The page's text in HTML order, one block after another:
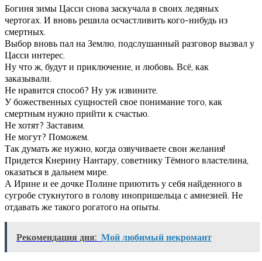
Богиня зимы Цасси снова заскучала в своих ледяных
чертогах. И вновь решила осчастливить кого-нибудь из
смертных.
Выбор вновь пал на Землю, подслушанный разговор вызвал у
Цасси интерес.
Ну что ж, будут и приключение, и любовь. Всё, как
заказывали.
Не нравится способ? Ну уж извините.
У божественных сущностей свое понимание того, как
смертным нужно прийти к счастью.
Не хотят? Заставим.
Не могут? Поможем.
Так думать же нужно, когда озвучиваете свои желания!
Придется Кнерину Нантару, советнику Тёмного властелина,
оказаться в дальнем мире.
А Ирине и ее дочке Полине приютить у себя найденного в
сугробе стукнутого в голову инопришельца с амнезией. Не
отдавать же такого рогатого на опыты.
Рекомендация дня: Мой любимый некромант